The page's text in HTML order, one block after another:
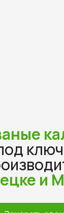
и